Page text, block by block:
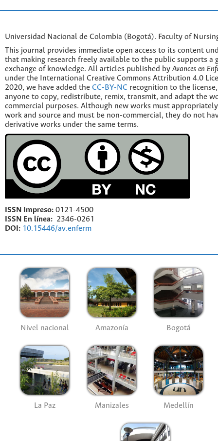
Universidad Nacional de Colombia (Bogotá). Faculty of
This journal provides immediate open access to its content
that making research freely available to the public supports a
exchange of knowledge. All articles published by Avances en
under the International Creative Commons Attribution 4.0
2020, we have added the CC-BY-NC recognition to the
anyone to copy, redistribute, remix, transmit, and adapt the
commercial purposes. Although new works must
work and source and must be non-commercial, they do not
derivative works under the same terms.
ISSN Impreso: 0121-4500
ISSN En línea: 2346-0261
DOI: 10.15446/av.enferm
Nivel nacional Amazonía Bogotá
La Paz Manizales Medellín